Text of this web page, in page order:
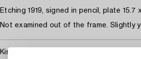
Etching 1919, signed in pencil, plate 15.7 x
Not examined out of the frame. Slightly
Kirjallisuus